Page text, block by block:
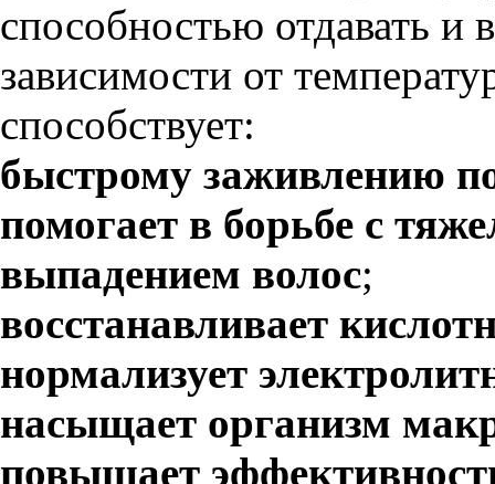
способностью отдавать и
зависимости от
способствует:
быстрому заживлению
помогает в борьбе с
выпадением волос;
восстанавливает
нормализует
насыщает организм
повышает